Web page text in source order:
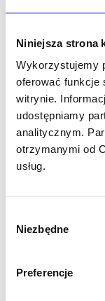
Niniejsza strona
Wykorzystujemy
oferować funkcje
witrynie.
udostępniamy
analitycznym.
otrzymanymi od
usług.
zgody
Niezbędne
Preferencje